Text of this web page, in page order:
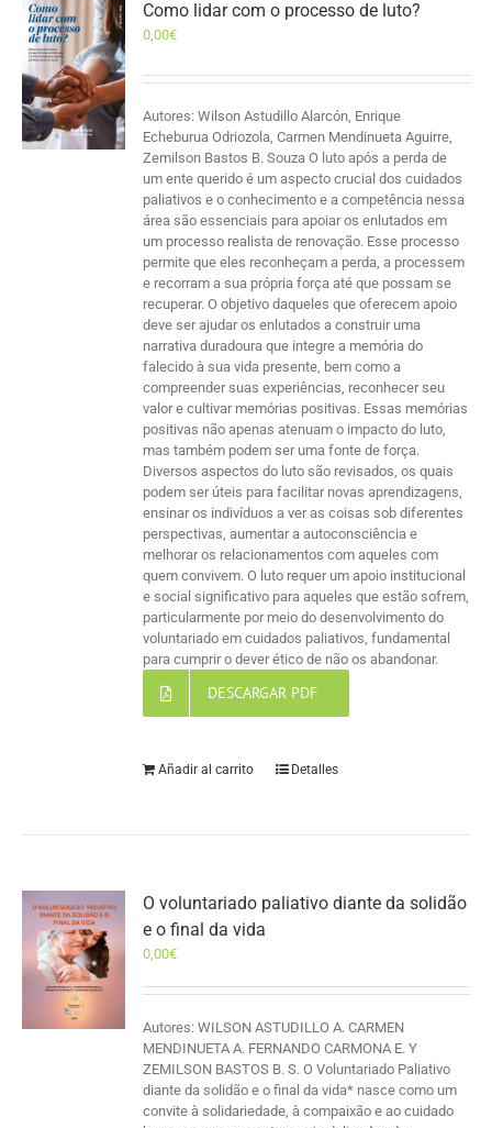
Como lidar com o processo de luto?
0,00€
Autores: Wilson Astudillo Alarcón, Enrique
Echeburua Odriozola, Carmen Mendinueta Aguirre,
Zemilson Bastos B. Souza O luto após a perda de
um ente querido é um aspecto crucial dos cuidados
paliativos e o conhecimento e a competência nessa
área são essenciais para apoiar os enlutados em
um processo realista de renovação. Esse processo
permite que eles reconheçam a perda, a processem
e recorram a sua própria força até que possam se
recuperar. O objetivo daqueles que oferecem apoio
deve ser ajudar os enlutados a construir uma
narrativa duradoura que integre a memória do
falecido à sua vida presente, bem como a
compreender suas experiências, reconhecer seu
valor e cultivar memórias positivas. Essas memórias
positivas não apenas atenuam o impacto do luto,
mas também podem ser uma fonte de força.
Diversos aspectos do luto são revisados, os quais
podem ser úteis para facilitar novas aprendizagens,
ensinar os indivíduos a ver as coisas sob diferentes
perspectivas, aumentar a autoconsciência e
melhorar os relacionamentos com aqueles com
quem convivem. O luto requer um apoio institucional
e social significativo para aqueles que estão sofrem,
particularmente por meio do desenvolvimento do
voluntariado em cuidados paliativos, fundamental
para cumprir o dever ético de não os abandonar.
DESCARGAR PDF
Añadir al carrito Detalles
O voluntariado paliativo diante da solidão
e o final da vida
0,00€
Autores: WILSON ASTUDILLO A. CARMEN
MENDINUETA A. FERNANDO CARMONA E. Y
ZEMILSON BASTOS B. S. O Voluntariado Paliativo
diante da solidão e o final da vida* nasce como um
convite à solidariedade, à compaixão e ao cuidado